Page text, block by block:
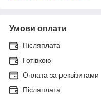
Умови оплати
Післяплата
Готівкою
Оплата за реквізитами
Післяплата